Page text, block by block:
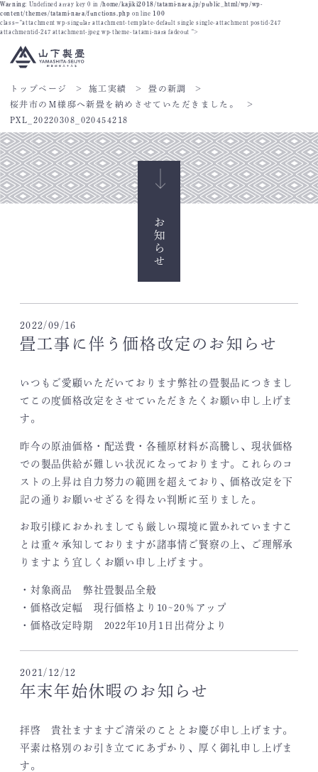
Warning: Undefined array key 0 in /home/kajiki2018/tatami-nara.jp/public_html/wp/wp-
content/themes/tatami-nara/functions.php on line 100
class="attachment wp-singular attachment-template-default single single-attachment postid-247
attachmentid-247 attachment-jpeg wp-theme-tatami-nara fadeout ">
トップページ 施工実績
畳の新調
桜井市のＭ様邸へ新畳を納めさせていただきました。
PXL_20220308_020454218
お知らせ
2022/09/16
畳工事に伴う価格改定のお知らせ
いつもご愛顧いただいております弊社の畳製品につきまし
てこの度価格改定をさせていただきたくお願い申し上げま
す。
昨今の原油価格・配送費・各種原材料が高騰し、現状価格
での製品供給が難しい状況になっております。これらのコ
ストの上昇は自力努力の範囲を超えており、価格改定を下
記の通りお願いせざるを得ない判断に至りました。
お取引様におかれましても厳しい環境に置かれていますこ
とは重々承知しておりますが諸事情ご賢察の上、ご理解承
りますよう宜しくお願い申し上げます。
・対象商品 弊社畳製品全般
・価格改定幅 現行価格より10~20％アップ
・価格改定時期 2022年10月1日出荷分より
2021/12/12
年末年始休暇のお知らせ
拝啓 貴社ますますご清栄のこととお慶び申し上げます。
平素は格別のお引き立てにあずかり、厚く御礼申し上げま
す。